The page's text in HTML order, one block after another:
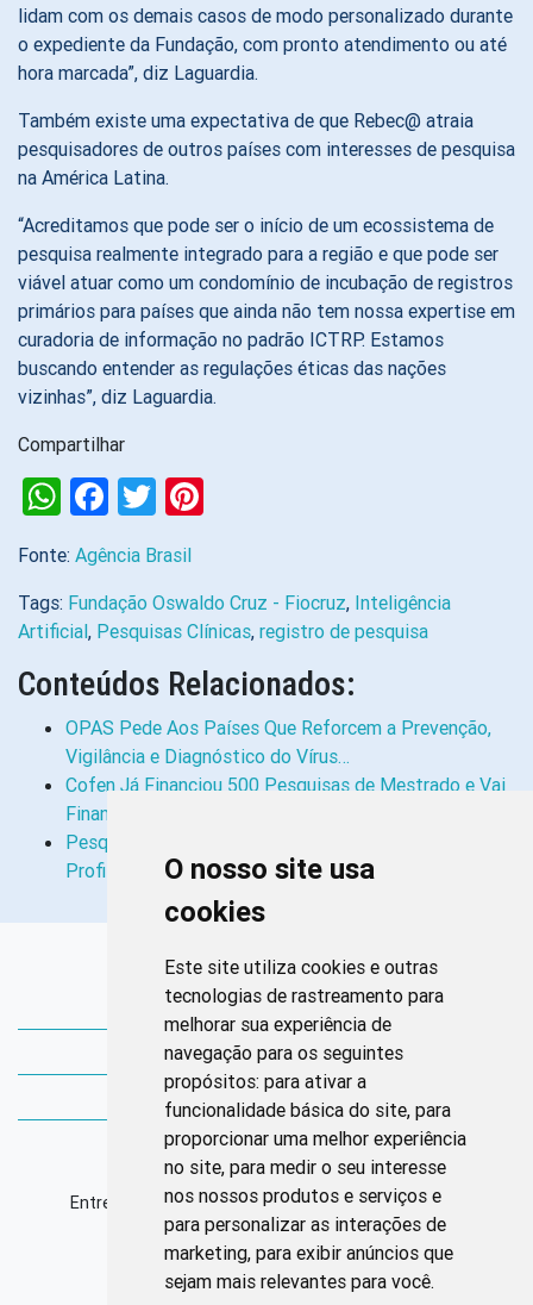
O nosso site usa
cookies
Este site utiliza cookies e outras
tecnologias de rastreamento para
melhorar sua experiência de
navegação para os seguintes
propósitos: para ativar a
funcionalidade básica do site, para
proporcionar uma melhor experiência
no site, para medir o seu interesse
nos nossos produtos e serviços e
para personalizar as interações de
marketing, para exibir anúncios que
sejam mais relevantes para você.
lidam com os demais casos de modo personalizado durante
o expediente da Fundação, com pronto atendimento ou até
hora marcada”, diz Laguardia.
Também existe uma expectativa de que Rebec@ atraia
pesquisadores de outros países com interesses de pesquisa
na América Latina.
“Acreditamos que pode ser o início de um ecossistema de
pesquisa realmente integrado para a região e que pode ser
viável atuar como um condomínio de incubação de registros
primários para países que ainda não tem nossa expertise em
curadoria de informação no padrão ICTRP. Estamos
buscando entender as regulações éticas das nações
vizinhas”, diz Laguardia.
Compartilhar
WhatsApp
Facebook
Twitter
Fonte: Agência Brasil
Tags: Fundação Oswaldo Cruz - Fiocruz, Inteligência
Artificial, Pesquisas Clínicas, registro de pesquisa
Conteúdos Relacionados:
OPAS Pede Aos Países Que Reforcem a Prevenção,
Vigilância e Diagnóstico do Vírus…
Cofen Já Financiou 500 Pesquisas de Mestrado e Vai
Financiar Mais 500 Mestrados e…
Pesquisas Buscam Traçar Condições de Trabalho de
Profissionais Que Atuam na Saúde…
Links Rápidos
Bibliotecas Corens
Bases da Saúde
Bases de conhecimento
Endereço
Entrequadra Sul 208/209, Asa Sul, CEP: 70390-100
Horário de Funcionamento